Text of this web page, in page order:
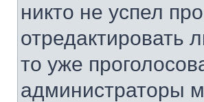
никто не успел
отредактировать
то уже
администраторы